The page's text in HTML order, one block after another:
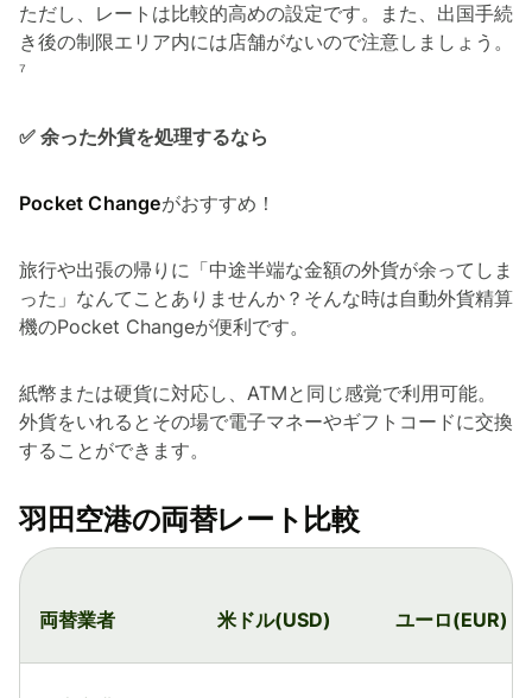
ただし、レートは比較的高めの設定です。また、出国手続
き後の制限エリア内には店舗がないので注意しましょう。
⁷
✅ 余った外貨を処理するなら
Pocket Changeがおすすめ！
旅行や出張の帰りに「中途半端な金額の外貨が余ってしま
った」なんてことありませんか？そんな時は自動外貨精算
機のPocket Changeが便利です。
紙幣または硬貨に対応し、ATMと同じ感覚で利用可能。
外貨をいれるとその場で電子マネーやギフトコードに交換
することができます。
羽田空港の両替レート比較
両替業者 米ドル(USD) ユーロ(EUR)